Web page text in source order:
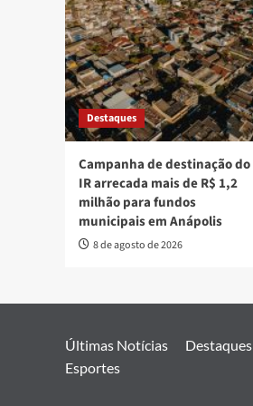
Destaques
Campanha de destinação do
IR arrecada mais de R$ 1,2
milhão para fundos
municipais em Anápolis
8 de agosto de 2026
Últimas Notícias Destaques
Esportes